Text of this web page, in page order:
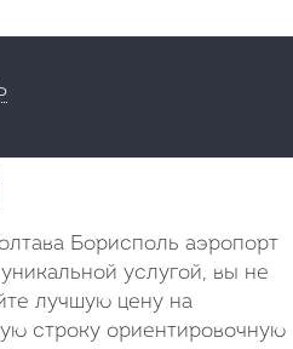
Борисполь аэропорт
услугой, вы не
лучшую цену на
строку ориентировочную